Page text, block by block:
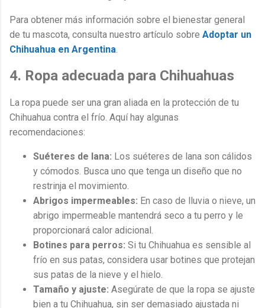
Para obtener más información sobre el bienestar general
de tu mascota, consulta nuestro artículo sobre Adoptar un
Chihuahua en Argentina.
4. Ropa adecuada para Chihuahuas
La ropa puede ser una gran aliada en la protección de tu
Chihuahua contra el frío. Aquí hay algunas
recomendaciones:
Suéteres de lana: Los suéteres de lana son cálidos
y cómodos. Busca uno que tenga un diseño que no
restrinja el movimiento.
Abrigos impermeables: En caso de lluvia o nieve, un
abrigo impermeable mantendrá seco a tu perro y le
proporcionará calor adicional.
Botines para perros: Si tu Chihuahua es sensible al
frío en sus patas, considera usar botines que protejan
sus patas de la nieve y el hielo.
Tamaño y ajuste: Asegúrate de que la ropa se ajuste
bien a tu Chihuahua, sin ser demasiado ajustada ni